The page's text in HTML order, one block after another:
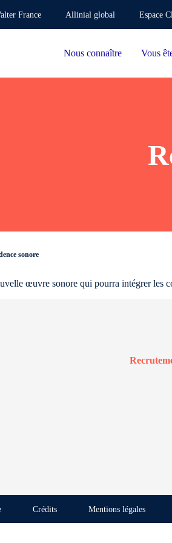
France Allinial global Espace
Nous connaître Vous
sonore
œuvre sonore qui pourra intégrer les
Crédits Mentions légales